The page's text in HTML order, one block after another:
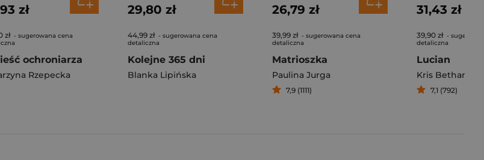
zł
zł - sugerowana cena
ochroniarza
Rzepecka
29,80 zł
44,99 zł - sugerowana cena
detaliczna
Kolejne 365 dni
Blanka Lipińska
26,79 zł
39,99 zł - sugerowana cena
detaliczna
Matrioszka
Paulina Jurga
7,9 (1111)
31,43 zł
39,90 zł -
detaliczna
Lucian
Kris Bethany
7,1 (792)